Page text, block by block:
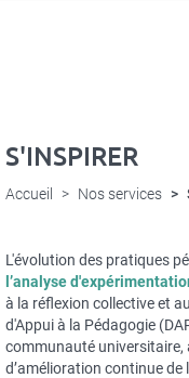
S'INSPIRER
Accueil Nos services
L'évolution des pratiques
l’analyse
à la réflexion collective et
d'Appui à la Pédagogie
communauté universitaire,
d’amélioration continue de